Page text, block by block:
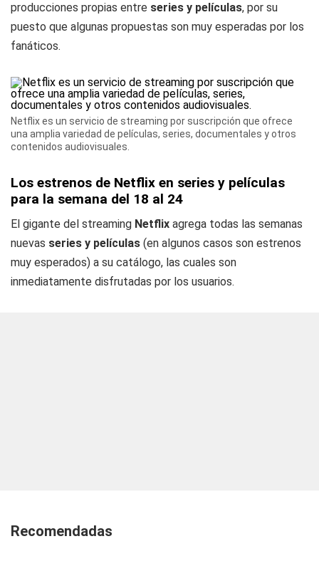
producciones propias entre series y películas, por su
puesto que algunas propuestas son muy esperadas por los
fanáticos.
Netflix es un servicio de streaming por suscripción que ofrece
una amplia variedad de películas, series, documentales y otros
contenidos audiovisuales.
Los estrenos de Netflix en series y películas
para la semana del 18 al 24
El gigante del streaming Netflix agrega todas las semanas
nuevas series y películas (en algunos casos son estrenos
muy esperados) a su catálogo, las cuales son
inmediatamente disfrutadas por los usuarios.
Recomendadas